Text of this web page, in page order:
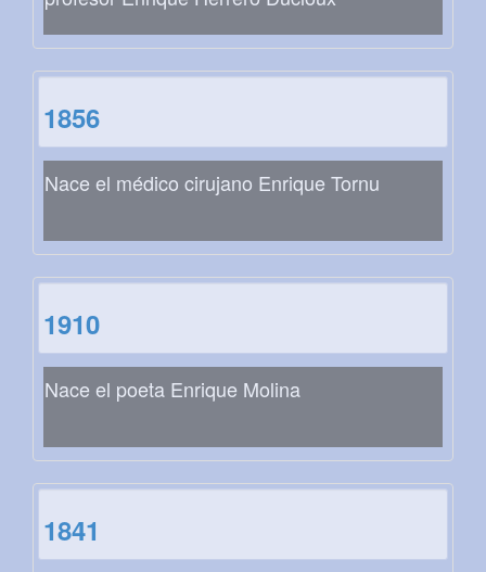
1856
Nace el médico cirujano Enrique Tornu
1910
Nace el poeta Enrique Molina
1841